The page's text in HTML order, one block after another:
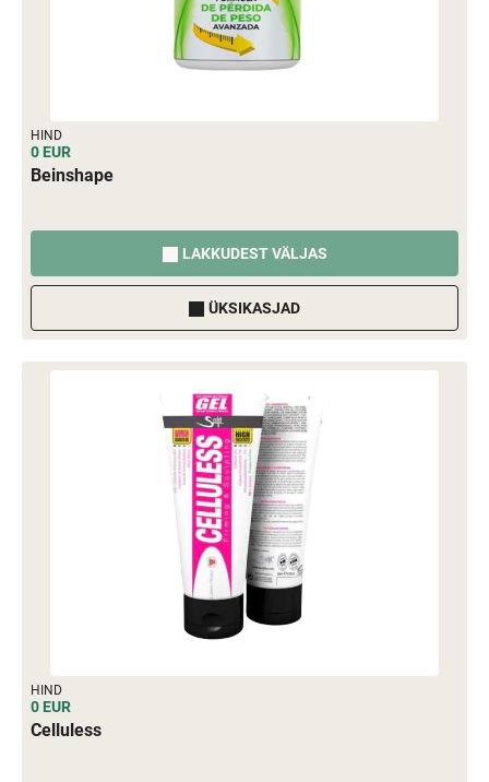
HIND
0 EUR
Beinshape
LAKKUDEST VÄLJAS
ÜKSIKASJAD
HIND
0 EUR
Celluless